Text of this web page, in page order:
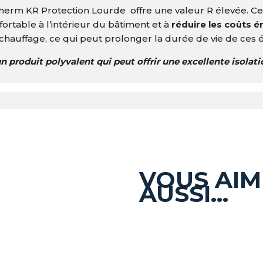
KR Protection Lourde offre une valeur R élevée.
à l’intérieur du bâtiment et à réduire les coûts
ce qui peut prolonger la durée de vie de ces
produit polyvalent qui peut offrir une excellente
VOUS
AUSSI…